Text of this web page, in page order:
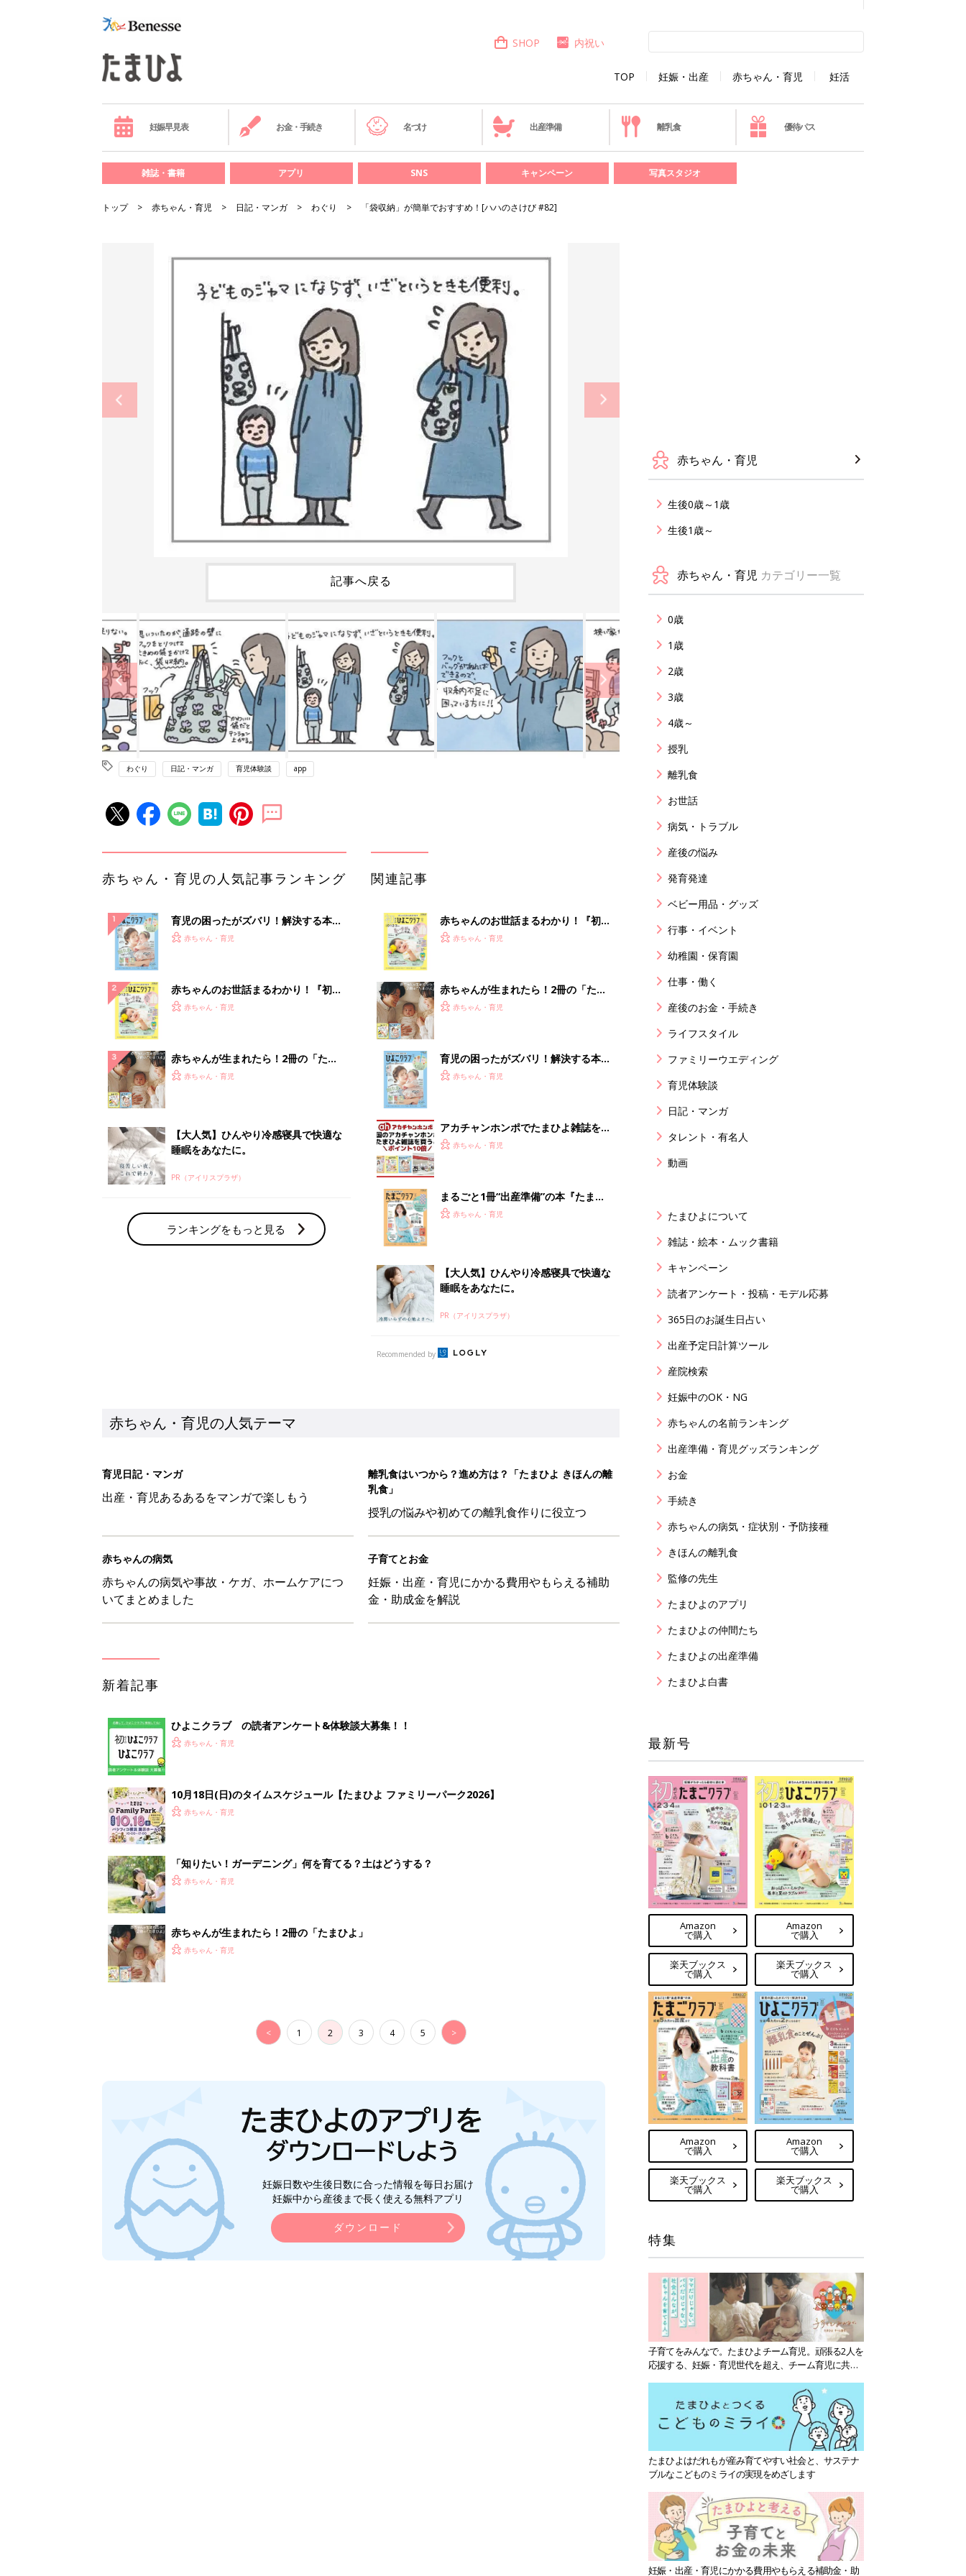
TOP 妊娠・出産 赤ちゃん・育児 妊活
SHOP 内祝い
妊娠早見表 お金・手続き 名づけ 出産準備 離乳食 優待パス
雑誌・書籍 アプリ SNS キャンペーン 写真スタジオ
トップ 赤ちゃん・育児 日記・マンガ わぐり 「袋収納」が簡単でおすすめ！[ハハのさけび #82]
記事へ戻る
わぐり 日記・マンガ 育児体験談 app
赤ちゃん・育児の人気記事ランキング
育児の困ったがズバリ！解決する本
『ひよこクラブ 夏号』 4カ月～2才
赤ちゃん・育児
赤ちゃんのお世話まるわかり！『初め
てのひよこクラブ 夏号』〈巻頭大特
赤ちゃん・育児
赤ちゃんが生まれたら！2冊の「たま
ひよ」
赤ちゃん・育児
【大人気】ひんやり冷感寝具で快適な
睡眠をあなたに。
PR（アイリスプラザ）
ランキングをもっと見る
関連記事
赤ちゃんのお世話まるわかり！『初め
てのひよこクラブ 夏号』〈巻頭大特
赤ちゃん・育児
赤ちゃんが生まれたら！2冊の「たま
ひよ」
赤ちゃん・育児
育児の困ったがズバリ！解決する本
『ひよこクラブ 秋号』 4カ月～2才
赤ちゃん・育児
アカチャンホンポでたまひよ雑誌を買
うとポイント10倍【期間限定】
赤ちゃん・育児
まるごと1冊“出産準備”の本『たまご
クラブ 夏号』〈スペシャル大特集〉
赤ちゃん・育児
【大人気】ひんやり冷感寝具で快適な
睡眠をあなたに。
PR（アイリスプラザ）
Recommended by
赤ちゃん・育児の人気テーマ
育児日記・マンガ
出産・育児あるあるをマンガで楽しもう
離乳食はいつから？進め方は？「たまひよ きほんの離
乳食」
授乳の悩みや初めての離乳食作りに役立つ
赤ちゃんの病気
赤ちゃんの病気や事故・ケガ、ホームケアにつ
いてまとめました
子育てとお金
妊娠・出産・育児にかかる費用やもらえる補助
金・助成金を解説
新着記事
ひよこクラブ の読者アンケート&体験談大募集！！
赤ちゃん・育児
10月18日(日)のタイムスケジュール【たまひよ ファミリーパーク2026】
赤ちゃん・育児
「知りたい！ガーデニング」何を育てる？土はどうする？
赤ちゃん・育児
赤ちゃんが生まれたら！2冊の「たまひよ」
赤ちゃん・育児
< 1 2 3 4 5 >
妊娠日数や生後日数に合った情報を毎日お届け
妊娠中から産後まで長く使える無料アプリ
ダウンロード
赤ちゃん・育児
生後0歳～1歳
生後1歳～
赤ちゃん・育児 カテゴリー一覧
0歳
1歳
2歳
3歳
4歳～
授乳
離乳食
お世話
病気・トラブル
産後の悩み
発育発達
ベビー用品・グッズ
行事・イベント
幼稚園・保育園
仕事・働く
産後のお金・手続き
ライフスタイル
ファミリーウエディング
育児体験談
日記・マンガ
タレント・有名人
動画
たまひよについて
雑誌・絵本・ムック書籍
キャンペーン
読者アンケート・投稿・モデル応募
365日のお誕生日占い
出産予定日計算ツール
産院検索
妊娠中のOK・NG
赤ちゃんの名前ランキング
出産準備・育児グッズランキング
お金
手続き
赤ちゃんの病気・症状別・予防接種
きほんの離乳食
監修の先生
たまひよのアプリ
たまひよの仲間たち
たまひよの出産準備
たまひよ白書
最新号
Amazon
で購入
楽天ブックス
で購入
Amazon
で購入
楽天ブックス
で購入
Amazon
で購入
楽天ブックス
で購入
Amazon
で購入
楽天ブックス
で購入
特集
子育てをみんなで。たまひよチーム育児。頑張る2人を
応援する、妊娠・育児世代を超え、チーム育児に共感
たまひよはだれもが産み育てやすい社会と、サステナ
ブルなこどものミライの実現をめざします
妊娠・出産・育児にかかる費用やもらえる補助金・助